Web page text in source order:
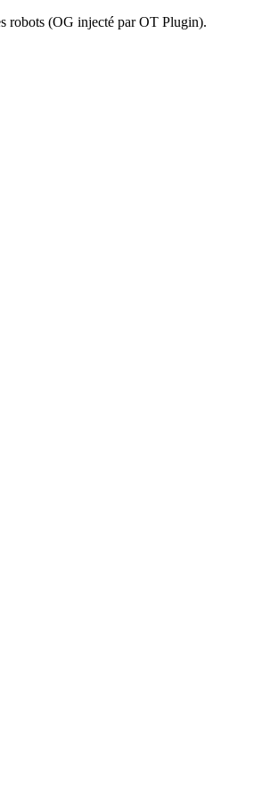
robots (OG injecté par OT Plugin).